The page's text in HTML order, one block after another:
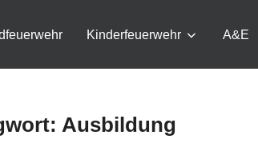
Kinderfeuerwehr A&E
Ausbildung